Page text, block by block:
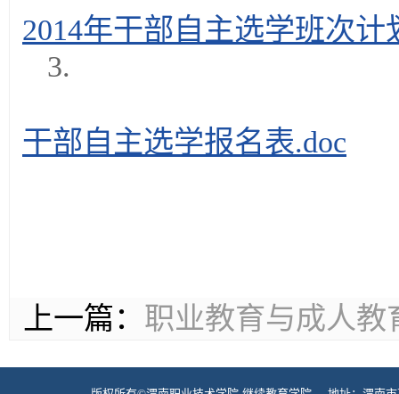
2014年干部自主选学班次计
3.
干部自主选学报名表.doc
上一篇： 职业教育与成人教